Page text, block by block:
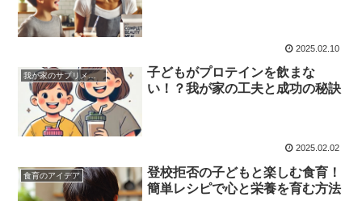
2025.02.10
我が家のサプリメント
子どもがプロテインを飲まな
い！？我が家の工夫と成功の秘訣
2025.02.02
食育のアイデア
登校拒否の子どもと楽しむ食育！
簡単レシピで心と栄養を育む方法